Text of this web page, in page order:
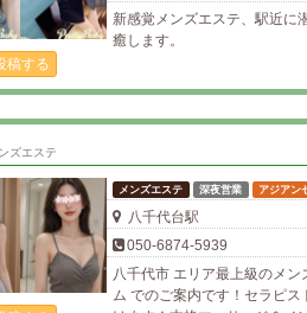
稿する
新感覚メンズエステ、駅近に
癒します。
ズエステ
メンズエステ 深夜営業 アジアン
八千代台駅
050-6874-5939
八千代市 エリア最上級のメ
ム でのご案内です！セラピ